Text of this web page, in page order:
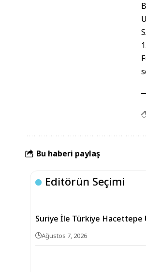
Bu haberi paylaş
Editörün Seçimi
Suriye İle Türkiye Hacettepe
Ağustos 7, 2026